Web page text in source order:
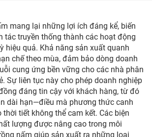
mang lại những lợi ích đáng kể, biến
tác truyền thống thành các hoạt động
hiệu quả. Khả năng sản xuất quanh
chế theo mùa, đảm bảo dòng doanh
cung ứng bền vững cho các nhà phân
Sự liên tục này cho phép doanh nghiệp
đáng tin cậy với khách hàng, từ đó
dài hạn—điều mà phương thức canh
tiết không thể cam kết. Các biện
lượng được nâng cao trong môi
nấm giúp sản xuất ra những loại